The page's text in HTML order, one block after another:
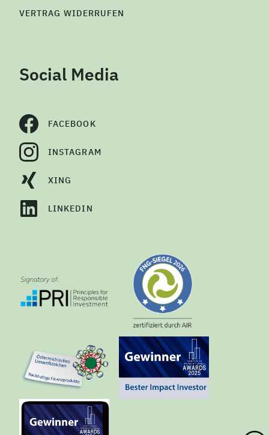
VERTRAG WIDERRUFEN
Social Media
FACEBOOK
INSTAGRAM
XING
LINKEDIN